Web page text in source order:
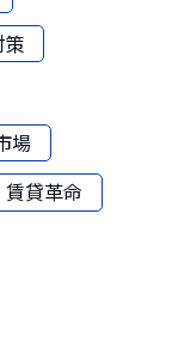
策
場
賃貸革命